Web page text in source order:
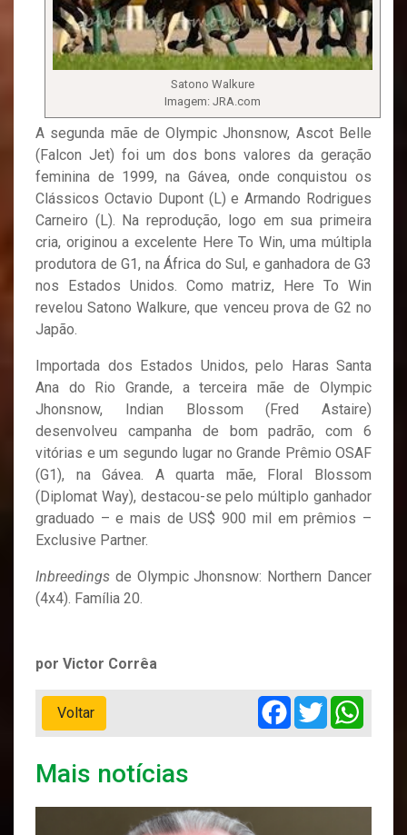
Satono Walkure
Imagem: JRA.com
A segunda mãe de Olympic Jhonsnow, Ascot Belle
(Falcon Jet) foi um dos bons valores da geração
feminina de 1999, na Gávea, onde conquistou os
Clássicos Octavio Dupont (L) e Armando Rodrigues
Carneiro (L). Na reprodução, logo em sua primeira
cria, originou a excelente Here To Win, uma múltipla
produtora de G1, na África do Sul, e ganhadora de G3
nos Estados Unidos. Como matriz, Here To Win
revelou Satono Walkure, que venceu prova de G2 no
Japão.
Importada dos Estados Unidos, pelo Haras Santa
Ana do Rio Grande, a terceira mãe de Olympic
Jhonsnow, Indian Blossom (Fred Astaire)
desenvolveu campanha de bom padrão, com 6
vitórias e um segundo lugar no Grande Prêmio OSAF
(G1), na Gávea. A quarta mãe, Floral Blossom
(Diplomat Way), destacou-se pelo múltiplo ganhador
graduado – e mais de US$ 900 mil em prêmios –
Exclusive Partner.
Inbreedings de Olympic Jhonsnow: Northern Dancer
(4x4). Família 20.
por Victor Corrêa
Voltar
Facebook
Twitter
Mais notícias